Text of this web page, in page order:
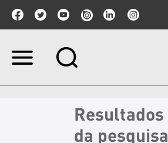
Ir
Resultados
da pesquisa